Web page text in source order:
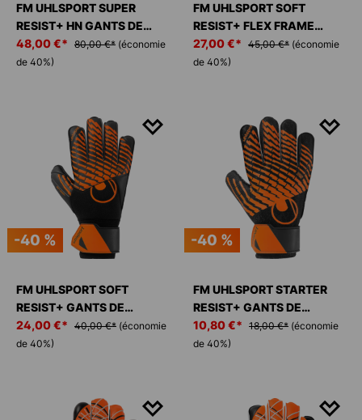
FM UHLSPORT SUPER
RESIST+ HN GANTS DE
GARDIEN
48,00 €* 80,00 €* (économie
de 40%)
FM UHLSPORT SOFT
RESIST+ FLEX FRAME
GANTS DE GARDIEN
27,00 €* 45,00 €* (économie
de 40%)
-40 %
FM UHLSPORT SOFT
RESIST+ GANTS DE
GARDIEN
24,00 €* 40,00 €* (économie
de 40%)
-40 %
FM UHLSPORT STARTER
RESIST+ GANTS DE
GARDIEN
10,80 €* 18,00 €* (économie
de 40%)